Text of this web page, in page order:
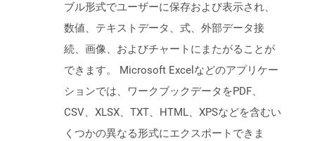
ブル形式でユーザーに保存および表示され、
数値、テキストデータ、式、外部データ接
続、画像、およびチャートにまたがることが
できます。 Microsoft Excelなどのアプリケー
ションでは、ワークブックデータをPDF、
CSV、XLSX、TXT、HTML、XPSなどを含むい
くつかの異なる形式にエクスポートできま